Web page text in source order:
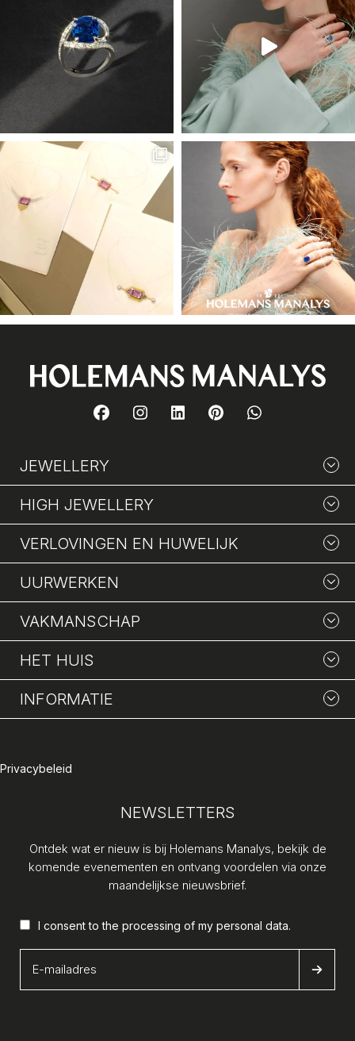
JEWELLERY
HIGH JEWELLERY
VERLOVINGEN EN HUWELIJK
UURWERKEN
VAKMANSCHAP
HET HUIS
INFORMATIE
Privacybeleid
NEWSLETTERS
Ontdek wat er nieuw is bij Holemans Manalys, bekijk de
komende evenementen en ontvang voordelen via onze
maandelijkse nieuwsbrief.
I consent to the processing of my personal data.